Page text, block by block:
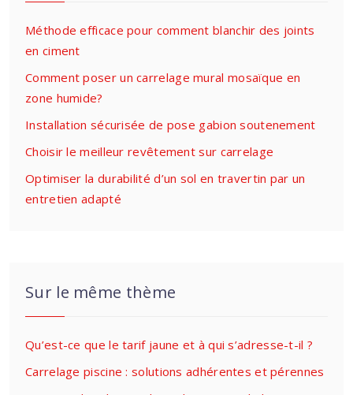
Méthode efficace pour comment blanchir des joints
en ciment
Comment poser un carrelage mural mosaïque en
zone humide?
Installation sécurisée de pose gabion soutenement
Choisir le meilleur revêtement sur carrelage
Optimiser la durabilité d’un sol en travertin par un
entretien adapté
Sur le même thème
Qu’est-ce que le tarif jaune et à qui s’adresse-t-il ?
Carrelage piscine : solutions adhérentes et pérennes